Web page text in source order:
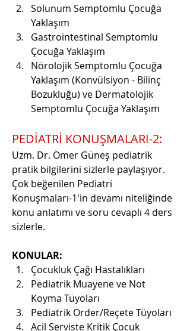
Solunum Semptomlu Çocuğa
Yaklaşım
Gastrointestinal Semptomlu
Çocuğa Yaklaşım
Nörolojik Semptomlu Çocuğa
Yaklaşım (Konvülsiyon - Bilinç
Bozukluğu) ve Dermatolojik
Semptomlu Çocuğa Yaklaşım
PEDİATRİ KONUŞMALARI-2:
Uzm. Dr. Ömer Güneş pediatrik
pratik bilgilerini sizlerle paylaşıyor.
Çok beğenilen Pediatri
Konuşmaları-1'in devamı niteliğinde
konu anlatımı ve soru cevaplı 4 ders
sizlerle.
KONULAR:
Çocukluk Çağı Hastalıkları
Pediatrik Muayene ve Not
Koyma Tüyoları
Pediatrik Order/Reçete Tüyoları
Acil Serviste Kritik Çocuk